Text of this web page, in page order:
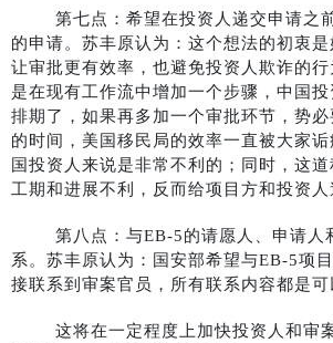
第七点：希望在投资人递交申请之
的申请。苏丰原认为：这个想法的初衷
让审批更有效率，也避免投资人欺诈的
是在现有工作流中增加一个步骤，中国
排期了，如果再多加一个审批环节，势
的时间，美国移民局的效率一直被大家
国投资人来说是非常不利的；同时，这道
工期和进展不利，反而给项目方和投资人
第八点：与EB-5的请愿人、申请人
系。苏丰原认为：国安部希望与EB-5项
接联系到审案官员，所有联系内容都是可
这将在一定程度上加快投资人和审